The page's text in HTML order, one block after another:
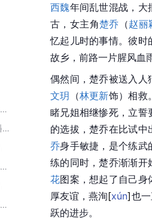
以南北朝时期为背景拍摄的电视剧
2017年湖南卫视播出的电视剧
李春嫒参演的影视作品
朱圣祎参演的影视作品
西魏年间乱世混战，大
古，女主角楚乔 （赵丽
忆起儿时的事情。彼时
故乡，前路一片腥风血
偶然间，楚乔被送入人
文玥 （林更新饰）相救
睹兄姐相继惨死，立
的选拔，楚乔在比试
乔身手敏捷，是个练武
练的同时，楚乔渐渐
花图案，想起了自己
厚友谊，燕洵[xún]也
跃的进步。